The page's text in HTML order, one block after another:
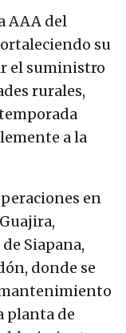
AAA del
su
el suministro
rurales,
a la
en
Siapana,
donde se
planta de